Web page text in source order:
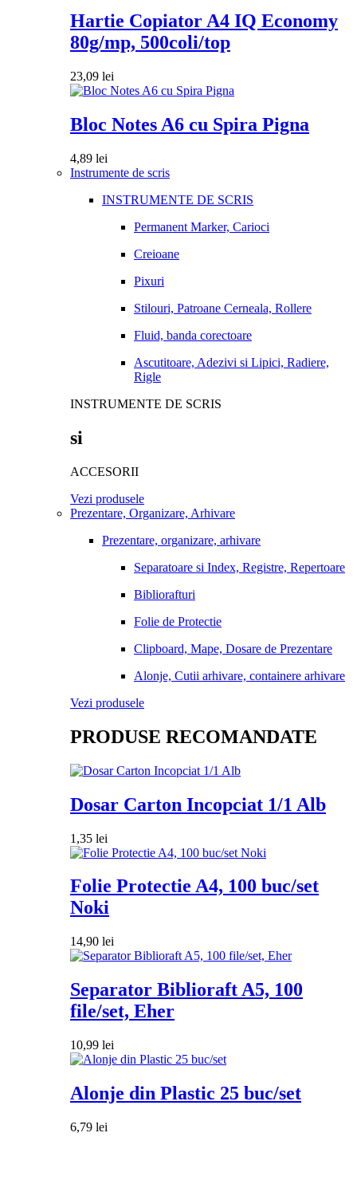
Hartie Copiator A4 IQ Economy
80g/mp, 500coli/top
23,09 lei
Bloc Notes A6 cu Spira Pigna
4,89 lei
Instrumente de scris
INSTRUMENTE DE SCRIS
Permanent Marker, Carioci
Creioane
Pixuri
Stilouri, Patroane Cerneala, Rollere
Fluid, banda corectoare
Ascutitoare, Adezivi si Lipici, Radiere,
Rigle
INSTRUMENTE DE SCRIS
si
ACCESORII
Vezi produsele
Prezentare, Organizare, Arhivare
Prezentare, organizare, arhivare
Separatoare si Index, Registre, Repertoare
Bibliorafturi
Folie de Protectie
Clipboard, Mape, Dosare de Prezentare
Alonje, Cutii arhivare, containere arhivare
Vezi produsele
PRODUSE RECOMANDATE
Dosar Carton Incopciat 1/1 Alb
1,35 lei
Folie Protectie A4, 100 buc/set
Noki
14,90 lei
Separator Biblioraft A5, 100
file/set, Eher
10,99 lei
Alonje din Plastic 25 buc/set
6,79 lei